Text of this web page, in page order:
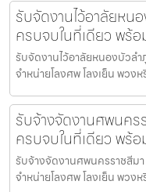
รับจัดงานไว้อาลัยหน
ครบจบในที่เดียว พร้
รับจัดงานไว้อาลัยหนองบัวล
จำหน่ายโลงศพ โลงเย็น พวง
รับจ้างจัดงานศพนค
ครบจบในที่เดียว พร้
รับจ้างจัดงานศพนครราชสีม
จำหน่ายโลงศพ โลงเย็น พวง